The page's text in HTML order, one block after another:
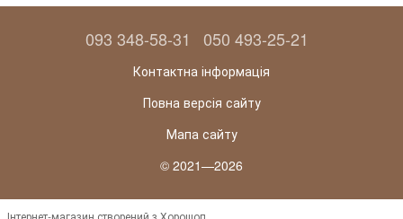
093 348-58-31 050 493-25-21
Контактна інформація
Повна версія сайту
Мапа сайту
© 2021—2026
Інтернет-магазин створений з Хорошоп